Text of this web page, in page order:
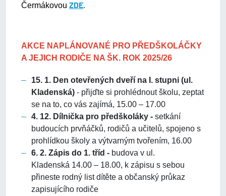
Čermákovou ZDE.
AKCE NAPLÁNOVANÉ PRO PŘEDŠKOLÁČKY
A JEJICH RODIČE NA ŠK. ROK 2025/26
15. 1. Den otevřených dveří na I. stupni (ul.
Kladenská) - přijďte si prohlédnout školu, zeptat
se na to, co vás zajímá, 15.00 – 17.00
4. 12. Dílnička pro předškoláky - setkání
budoucích prvňáčků, rodičů a učitelů, spojeno s
prohlídkou školy a výtvarným tvořením, 16.00
6. 2. Zápis do 1. tříd - budova v ul.
Kladenská 14.00 – 18.00, k zápisu s sebou
přineste rodný list dítěte a občanský průkaz
zapisujícího rodiče